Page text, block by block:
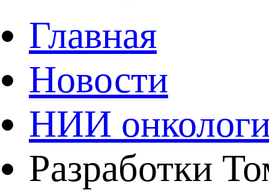
Главная
Новости
НИИ
Разработки